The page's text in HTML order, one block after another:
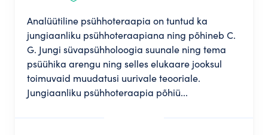
Analüütiline psühhoteraapia on tuntud ka
jungiaanliku psühhoteraapiana ning põhineb C.
G. Jungi süvapsühholoogia suunale ning tema
psüühika arengu ning selles elukaare jooksul
toimuvaid muudatusi uurivale teooriale.
Jungiaanliku psühhoteraapia põhiü...